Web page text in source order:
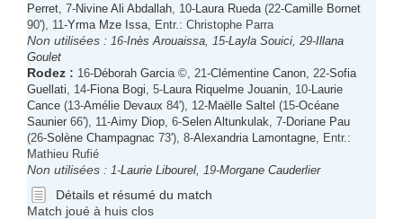
Perret , 7-Nivine Ali Abdallah , 10- Laura Rueda (22-Camille Bornet
90'), 11-Yrma Mze Issa , Entr.: Christophe Parra
Non utilisées : 16-Inès Arouaissa , 15-Layla Souici , 29-Illana
Goulet
Rodez : 16-Déborah Garcia ©, 21-Clémentine Canon , 22-Sofia
Guellati , 14-Fiona Bogi , 5- Laura Riquelme Jouanin , 10- Laurie
Cance (13-Amélie Devaux 84'), 12-Maëlle Saltel (15-Océane
Saunier 66'), 11-Aimy Diop , 6-Selen Altunkulak , 7-Doriane Pau
(26-Solène Champagnac 73'), 8-Alexandria Lamontagne , Entr.:
Mathieu Rufié
Non utilisées : 1-Laurie Libourel , 19-Morgane Cauderlier
Détails et résumé du match
Match joué à huis clos